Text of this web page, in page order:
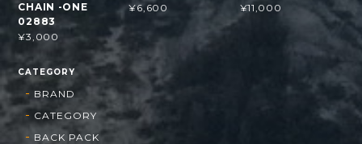
CHAIN -ONE
02883
¥3,000
¥6,600
¥11,000
CATEGORY
BRAND
CATEGORY
BACK PACK